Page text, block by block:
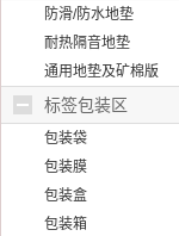
防滑/防水地垫
耐热隔音地垫
通用地垫及矿棉版
标签包装区
包装袋
包装膜
包装盒
包装箱